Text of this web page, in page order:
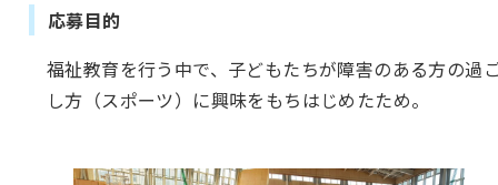
応募目的
福祉教育を行う中で、子どもたちが障害のある方の過
し方（スポーツ）に興味をもちはじめたため。